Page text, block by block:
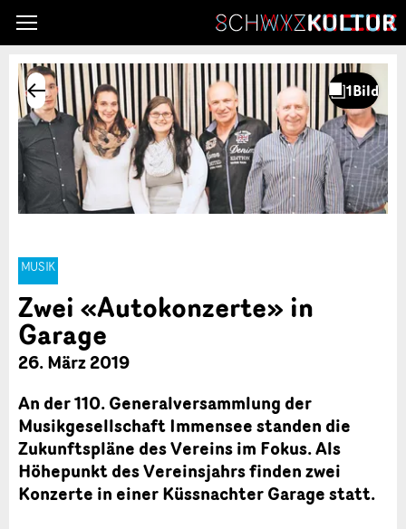
MUSIK
Zwei «Autokonzerte» in
Garage
26. März 2019
An der 110. Generalversammlung der
Musikgesellschaft Immensee standen die
Zukunftspläne des Vereins im Fokus. Als
Höhepunkt des Vereinsjahrs finden zwei
Konzerte in einer Küssnachter Garage statt.